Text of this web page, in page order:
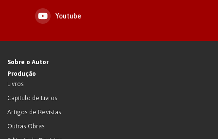
Youtube
Sobre o Autor
Produção
Livros
Capítulo de Livros
Artigos de Revistas
Outras Obras